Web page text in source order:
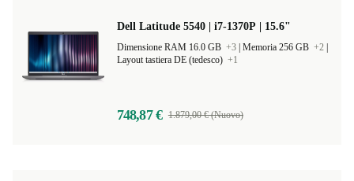
Dell Latitude 5540 | i7-1370P | 15.6"
Dimensione RAM 16.0 GB +3 Memoria 256 GB +2
Layout tastiera DE (tedesco) +1
748,87 € 1.879,00 € (Nuovo)